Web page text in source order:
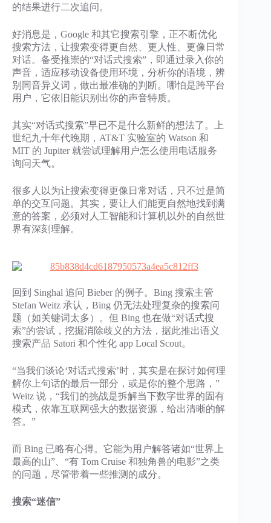
的结果进行二次追问。
好消息是，Google 和其它搜索引擎，正不断优化
搜索方法，让搜索变得更自然、更人性、更像日常
对话。备受推崇的“对话式搜索”，即通过录入你的
声音，适应移动设备使用环境，分析你的语境，辨
别同音异义词，做出最准确的判断。哪怕是跨平台
用户，它依旧能识别出你的声音特质。
其实“对话式搜索”早已不是什么新鲜的想法了。上
世纪九十年代晚期，AT&T 实验室的 Watson 和
MIT 的 Jupiter 就尝试理解用户怎么使用电话服务
询问天气。
很多人以为让搜索变得更像日常对话，只不过是简
单的交互问题。其实，要让人们能更自然地找到满
意的答案，必须对人工智能和计算机以外的自然世
界有深刻理解。
回到 Singhal 追问 Bieber 的例子。Bing 搜索主管
Stefan Weitz 承认，Bing 仍无法处理复杂的搜索问
题（如关键词太多）。但 Bing 也在做“对话式搜
索”的尝试，挖掘消除歧义的方法，据此推出语义
搜索产品 Satori 和个性化 app Local Scout。
“当我们谈论‘对话式搜索’时，其实是在探讨如何理
解你上句话的最后一部分，或是你的整个思路，”
Weitz 说，“我们的挑战是拆解当下数字世界的固有
模式，依靠互联网强大的数据资源，给出清晰的解
答。”
而 Bing 已略有心得。它能为用户解答诸如“世界上
最高的山”、“有 Tom Cruise 和独角兽的电影”之类
的问题，尽管带着一些推测的成分。
搜索“迷信”